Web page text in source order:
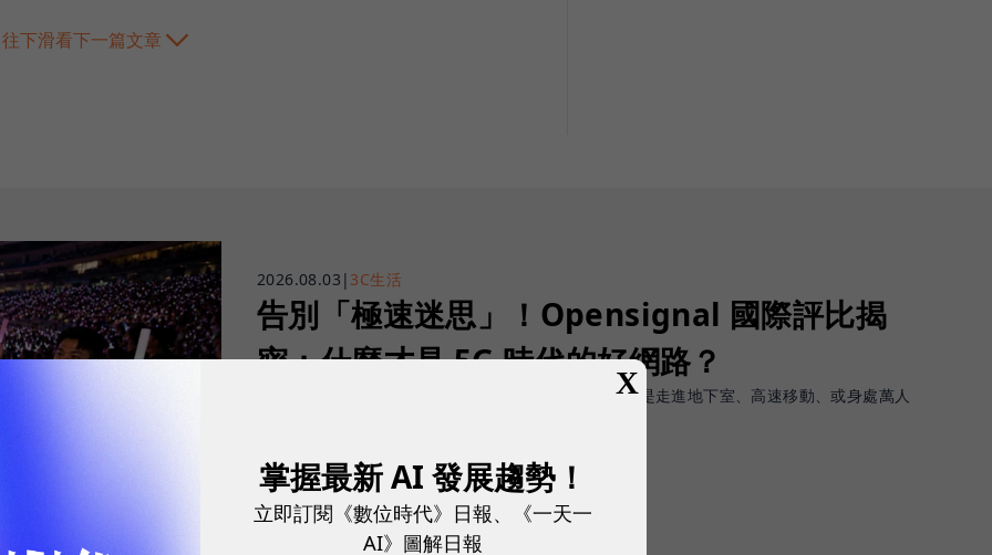
往下滑看下一篇文章
2026.08.03 | 3C生活
告別「極速迷思」！Opensignal 國際評比揭
密：什麼才是 5G 時代的好網路？
真正好用的網路服務，不是測速軟體上的瞬間峰值，而是走進地下室、高速移動、或身處萬人
sponsored by
台灣大哥大
X
掌握最新 AI 發展趨勢！
立即訂閱《數位時代》日報、《一天一
AI》圖解日報